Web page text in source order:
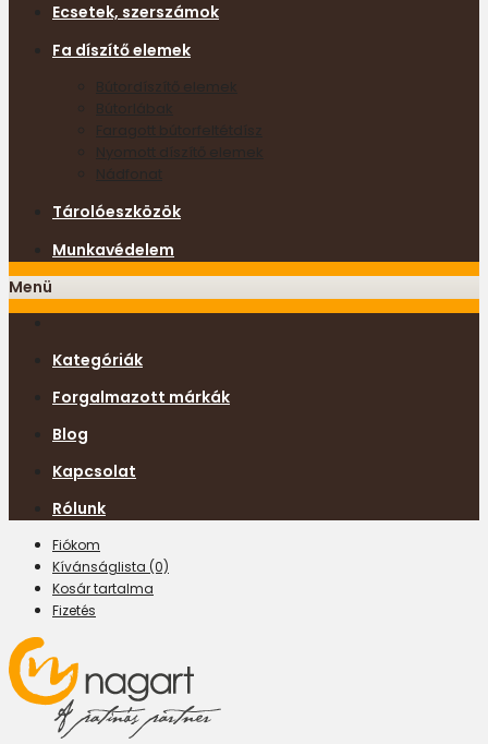
Ecsetek, szerszámok
Fa díszítő elemek
Bútordíszítő elemek
Bútorlábak
Faragott bútorfeltétdísz
Nyomott díszítő elemek
Tárolóeszközök
Munkavédelem
Menü
Kategóriák
Forgalmazott márkák
Blog
Kapcsolat
Rólunk
Fiókom
Kívánságlista (0)
Kosár tartalma
Fizetés